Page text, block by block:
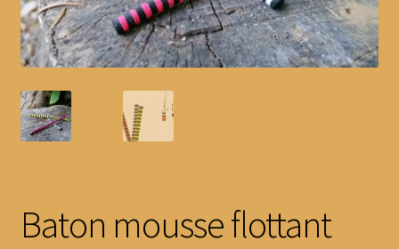
mentions légales
Mon compte
Panier
Baton mousse flottant